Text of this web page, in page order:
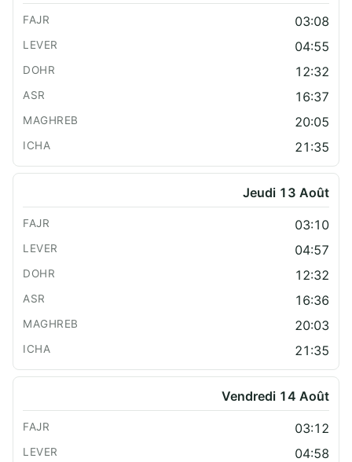
03:08
04:55
12:32
16:37
20:05
21:35
Jeudi 13 Août
03:10
04:57
12:32
16:36
20:03
21:35
Vendredi 14 Août
03:12
04:58